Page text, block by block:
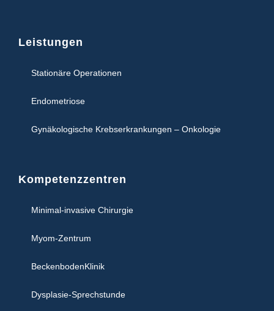
Leistungen
Stationäre Operationen
Endometriose
Gynäkologische Krebserkrankungen – Onkologie
Kompetenzzentren
Minimal-invasive Chirurgie
Myom-Zentrum
BeckenbodenKlinik
Dysplasie-Sprechstunde